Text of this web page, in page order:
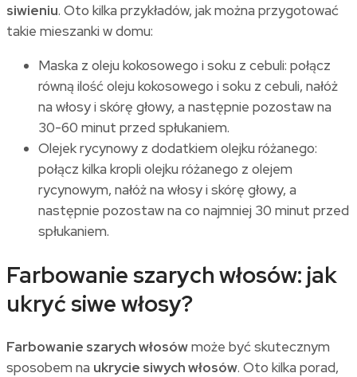
siwieniu. Oto kilka przykładów, jak można przygotować
takie mieszanki w domu:
Maska z oleju kokosowego i soku z cebuli: połącz
równą ilość oleju kokosowego i soku z cebuli, nałóż
na włosy i skórę głowy, a następnie pozostaw na
30-60 minut przed spłukaniem.
Olejek rycynowy z dodatkiem olejku różanego:
połącz kilka kropli olejku różanego z olejem
rycynowym, nałóż na włosy i skórę głowy, a
następnie pozostaw na co najmniej 30 minut przed
spłukaniem.
Farbowanie szarych włosów: jak
ukryć siwe włosy?
Farbowanie szarych włosówmoże być skutecznym
sposobem na ukrycie siwych włosów. Oto kilka porad,